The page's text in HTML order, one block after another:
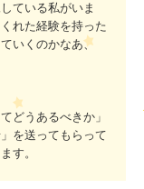
ている私がいま
れた経験を持った
いくのかなあ、
どうあるべきか」
を送ってもらって
す。